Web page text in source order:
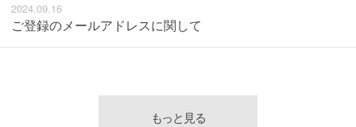
2024.09.16
ご登録のメールアドレスに関して
もっと見る